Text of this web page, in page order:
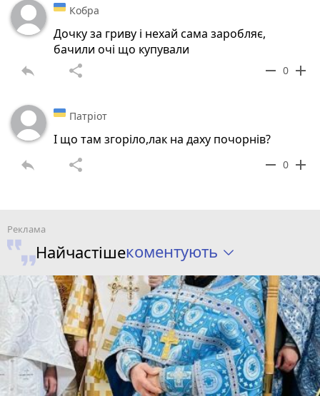
Кобра
Дочку за гриву і нехай сама заробляє,
бачили очі що купували
reply share remove 0 add
Патріот
І що там згоріло,лак на даху почорнів?
reply share remove 0 add
Найчастішекоментують